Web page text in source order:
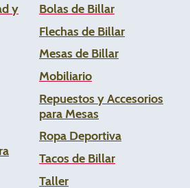
y
Bolas de Billar
Flechas de Billar
Mesas de Billar
Mobiliario
Repuestos y Accesorios
para Mesas
Ropa Deportiva
Tacos de Billar
Taller